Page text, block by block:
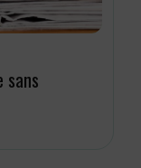
sans